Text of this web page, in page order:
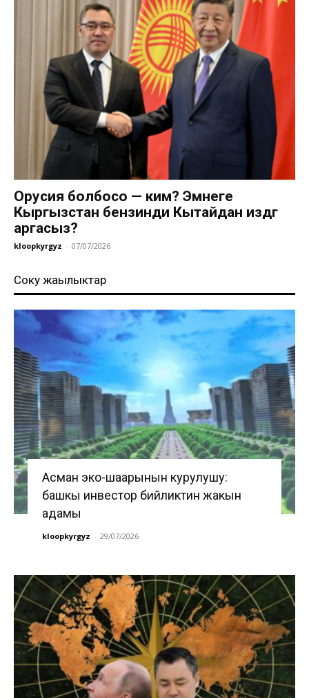
Орусия болбосо — ким? Эмнеге
Кыргызстан бензинди Кытайдан издөөгө
аргасыз?
kloopkyrgyz - 07/07/2026
Соңку жаңылыктар
Асман эко-шаарынын курулушу:
башкы инвестор бийликтин жакын
адамы
kloopkyrgyz - 29/07/2026